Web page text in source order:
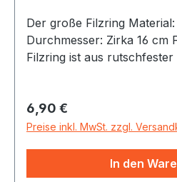
Der große Filzring Material: Baumwolle
Durchmesser: Zirka 16 cm
Filzring ist aus
und Stelle bleibt.Dieser
entsprechend große
Regulärer Preis:
6,90 €
Preise inkl. MwSt. zzgl.
In den